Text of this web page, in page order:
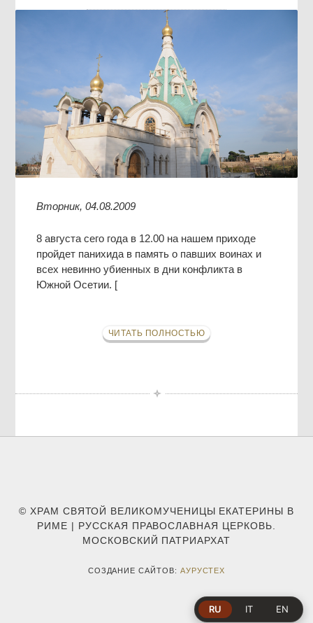
RU IT EN
Вторник, 04.08.2009
8 августа сего года в 12.00 на нашем приходе
пройдет панихида в память о павших воинах и
всех невинно убиенных в дни конфликта в
Южной Осетии. [
ЧИТАТЬ ПОЛНОСТЬЮ
© ХРАМ СВЯТОЙ ВЕЛИКОМУЧЕНИЦЫ ЕКАТЕРИНЫ В
РИМЕ | РУССКАЯ ПРАВОСЛАВНАЯ ЦЕРКОВЬ.
МОСКОВСКИЙ ПАТРИАРХАТ
СОЗДАНИЕ САЙТОВ: АУРУСТЕХ